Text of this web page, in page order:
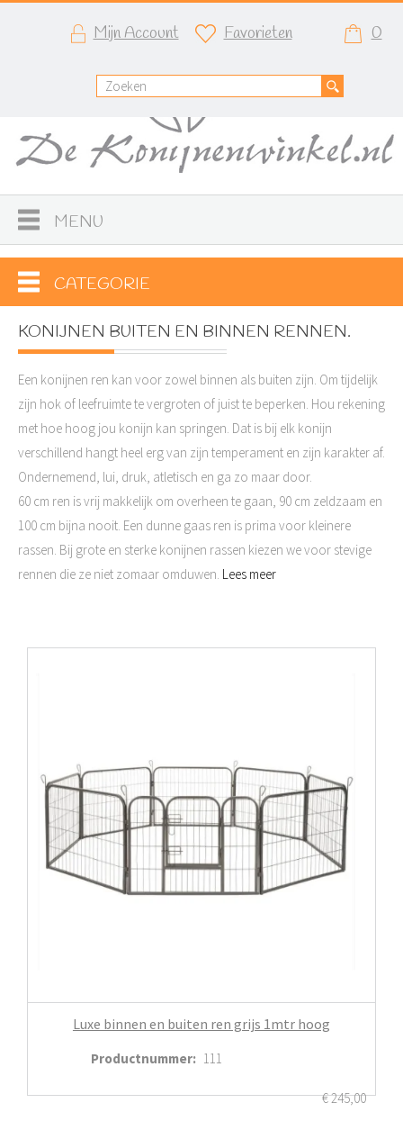
Mijn Account Favorieten 0
MENU
CATEGORIE
KONIJNEN BUITEN EN BINNEN RENNEN.
Een konijnen ren kan voor zowel binnen als buiten zijn. Om tijdelijk
zijn hok of leefruimte te vergroten of juist te beperken. Hou rekening
met hoe hoog jou konijn kan springen. Dat is bij elk konijn
verschillend hangt heel erg van zijn temperament en zijn karakter af.
Ondernemend, lui, druk, atletisch en ga zo maar door.
60 cm ren is vrij makkelijk om overheen te gaan, 90 cm zeldzaam en
100 cm bijna nooit. Een dunne gaas ren is prima voor kleinere
rassen. Bij grote en sterke konijnen rassen kiezen we voor stevige
rennen die ze niet zomaar omduwen. Lees meer
Luxe binnen en buiten ren grijs 1mtr hoog
Productnummer: 111
€245,00